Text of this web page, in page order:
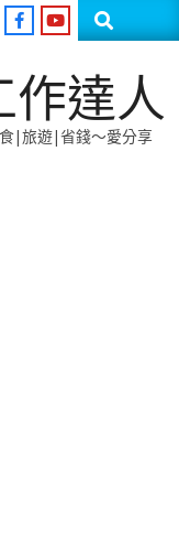
Search
作達人
|旅遊|省錢～愛分享